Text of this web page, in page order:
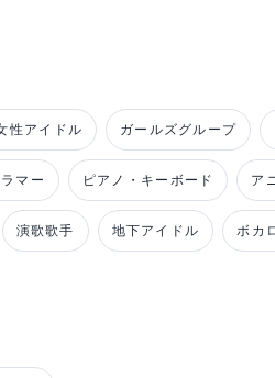
性アイドル ガールズグループ
マー ピアノ・キーボード ア
演歌歌手 地下アイドル ボカ